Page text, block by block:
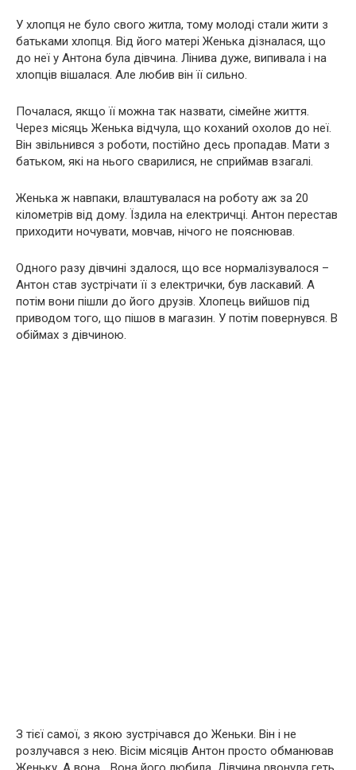
У хлопця не було свого житла, тому молоді стали жити з
батьками хлопця. Від його матері Женька дізналася, що
до неї у Антона була дівчина. Лінива дуже, випивала і на
хлопців вішалася. Але любив він її сильно.
Почалася, якщо її можна так назвати, сімейне життя.
Через місяць Женька відчула, що коханий охолов до неї.
Він звільнився з роботи, постійно десь пропадав. Мати з
батьком, які на нього сварилися, не сприймав взагалі.
Женька ж навпаки, влаштувалася на роботу аж за 20
кілометрів від дому. Їздила на електричці. Антон перестав
приходити ночувати, мовчав, нічого не пояснював.
Одного разу дівчині здалося, що все нормалізувалося –
Антон став зустрічати її з електрички, був ласкавий. А
потім вони пішли до його друзів. Хлопець вийшов під
приводом того, що пішов в магазин. У потім повернувся. В
обіймах з дівчиною.
З тієї самої, з якою зустрічався до Женьки. Він і не
розлучався з нею. Вісім місяців Антон просто обманював